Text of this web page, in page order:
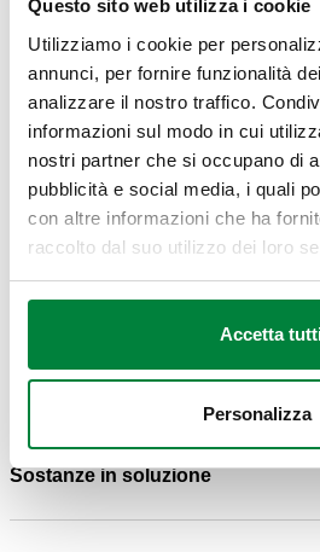
Questo sito web utilizza i cookie
Utilizziamo i cookie per
annunci, per fornire funzionalità
analizzare il nostro traffico.
informazioni sul modo in cui
nostri partner che si occupano di
pubblicità e social media, i quali
con altre informazioni che ha
raccolto dal suo utilizzo dei loro
Accetta
Personalizza
Tutte queste sostanze contenute
possono essere:
Sostanze in soluzione